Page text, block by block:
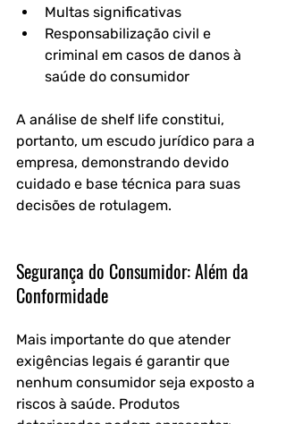
Multas significativas
Responsabilização civil e
criminal em casos de danos à
saúde do consumidor
A análise de shelf life constitui,
portanto, um escudo jurídico para a
empresa, demonstrando devido
cuidado e base técnica para suas
decisões de rotulagem.
Segurança do Consumidor: Além da
Conformidade
Mais importante do que atender
exigências legais é garantir que
nenhum consumidor seja exposto a
riscos à saúde. Produtos